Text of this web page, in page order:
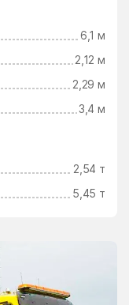
6,1 м
2,12 м
2,29 м
3,4 м
2,54 т
5,45 т